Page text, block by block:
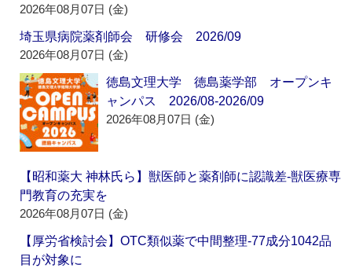
2026年08月07日 (金)
埼玉県病院薬剤師会 研修会 2026/09
2026年08月07日 (金)
徳島文理大学 徳島薬学部 オープンキ
ャンパス 2026/08-2026/09
2026年08月07日 (金)
【昭和薬大 神林氏ら】獣医師と薬剤師に認識差‐獣医療専
門教育の充実を
2026年08月07日 (金)
【厚労省検討会】OTC類似薬で中間整理‐77成分1042品
目が対象に